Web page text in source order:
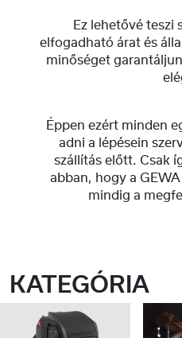
Ez lehetővé teszi
elfogadható árat és
minőséget
Éppen ezért minden
adni a lépésein
szállítás előtt. Csak
abban, hogy a
mindig a
KATEGÓRIA